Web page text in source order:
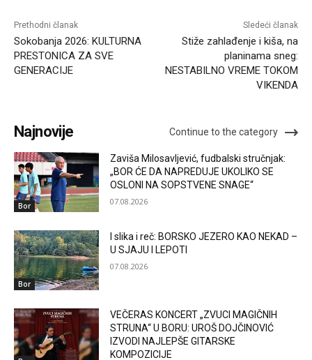
Prethodni članak
Sokobanja 2026: KULTURNA
PRESTONICA ZA SVE
GENERACIJE
Sledeći članak
Stiže zahlađenje i kiša, na
planinama sneg:
NESTABILNO VREME TOKOM
VIKENDA
Najnovije Continue to the category
Bor
Zaviša Milosavljević, fudbalski stručnjak:
„BOR ĆE DA NAPREDUJE UKOLIKO SE
OSLONI NA SOPSTVENE SNAGE“
07.08.2026
Bor
I slika i reč: BORSKO JEZERO KAO NEKAD –
U SJAJU I LEPOTI
07.08.2026
VEČERAS KONCERT „ZVUCI MAGIČNIH
STRUNA“ U BORU: UROŠ DOJČINOVIĆ
IZVODI NAJLEPŠE GITARSKE
KOMPOZICIJE